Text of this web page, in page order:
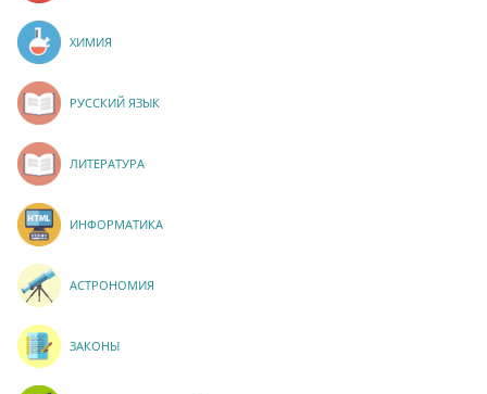
ХИМИЯ
РУССКИЙ ЯЗЫК
ЛИТЕРАТУРА
ИНФОРМАТИКА
АСТРОНОМИЯ
ЗАКОНЫ